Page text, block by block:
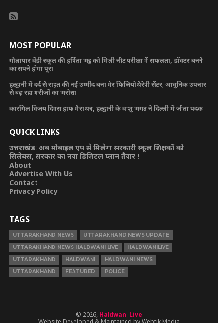
MOST POPULAR
गौलापार वेंडी स्कूल की हर्षिता भट्ट को मिली नीट परीक्षा में सफलता, डॉक्टर बनने
का सपने होगा पूरा
हल्द्वानी में दर्द से राहत की नई उम्मीद बना मेर फिजियोथेरेपी सेंटर, आधुनिक उपचार
से बढ़ रहा मरीजों का भरोसा
कारगिल विजय दिवस हाफ मैराथन, हल्द्वानी के वाशु भगत ने दिल्ली में जीता पदक
QUICK LINKS
उत्तराखंड: अब मोबाइल एप से मिलेगा सरकारी स्कूल शिक्षकों को
सिलेबस, सरकार का नया डिजिटल प्लान तैयार !
About
Advertise With Us
Contact
Privacy Policy
TAGS
UTTARAKHAND NEWS
UTTARAKHAND NEWS UPDATE
UTTARAKHAND NEWS HALDWANI LIVE
HALDWANILIVE
UTTARAKHAND
HALDWANI
HALDWANI NEWS
UTTARAKHAND
FEATURED POLICE
© 2026, Haldwani Live
Website Developed & Maintained by Webtik Media